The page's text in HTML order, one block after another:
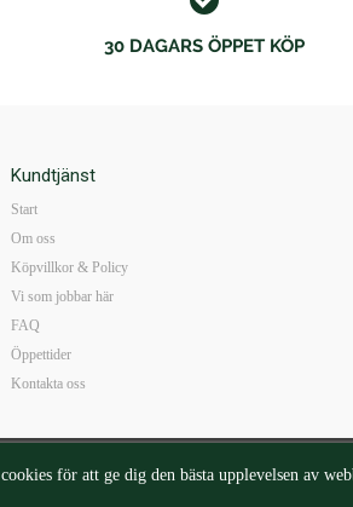
för att ge dig den bästa upplevelsen av
30 DAGARS ÖPPET KÖP
Kundtjänst
Start
Om oss
Köpvillkor & Policy
Vi som jobbar här
FAQ
Öppettider
Kontakta oss
Mail: